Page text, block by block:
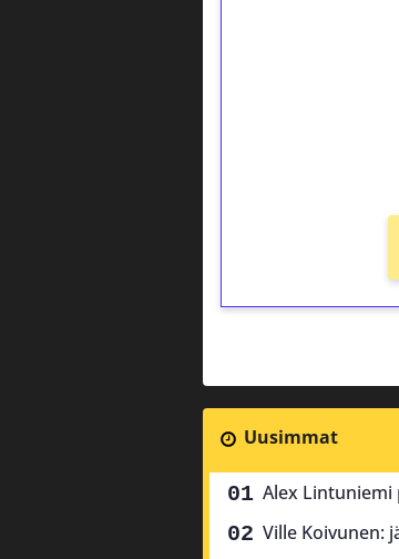
Uusimmat
Alex Lintuniemi
Ville Koivunen: